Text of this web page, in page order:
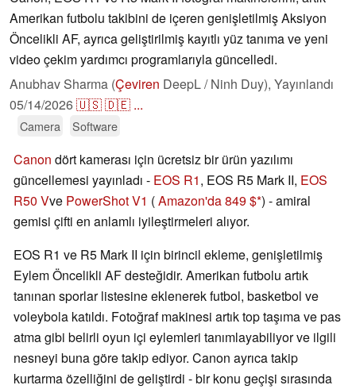
Amerikan futbolu takibini de içeren genişletilmiş Aksiyon
Öncelikli AF, ayrıca geliştirilmiş kayıtlı yüz tanıma ve yeni
video çekim yardımcı programlarıyla güncelledi.
Anubhav Sharma (Çeviren DeepL / Ninh Duy), Yayınlandı
05/14/2026🇺🇸🇩🇪 ...
Camera Software
Canon dört kamerası için ücretsiz bir ürün yazılımı
güncellemesi yayınladı - EOS R1, EOS R5 Mark II, EOS
R50 Vve PowerShot V1 (Amazon'da 849 $ ) - amiral
gemisi çifti en anlamlı iyileştirmeleri alıyor.
EOS R1 ve R5 Mark II için birincil ekleme, genişletilmiş
Eylem Öncelikli AF desteğidir. Amerikan futbolu artık
tanınan sporlar listesine eklenerek futbol, basketbol ve
voleybola katıldı. Fotoğraf makinesi artık top taşıma ve pas
atma gibi belirli oyun içi eylemleri tanımlayabiliyor ve ilgili
nesneyi buna göre takip ediyor. Canon ayrıca takip
kurtarma özelliğini de geliştirdi - bir konu geçişi sırasında